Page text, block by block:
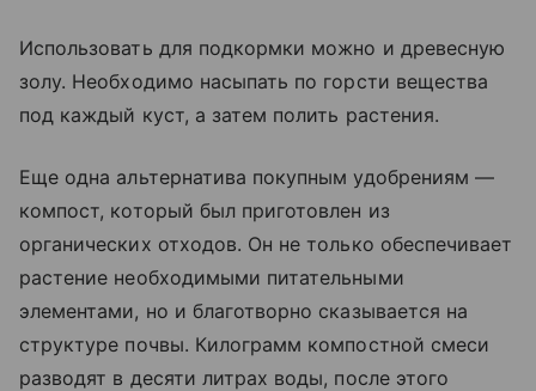
Использовать для подкормки можно и древесную
золу. Необходимо насыпать по горсти вещества
под каждый куст, а затем полить растения.
Еще одна альтернатива покупным удобрениям —
компост, который был приготовлен из
органических отходов. Он не только обеспечивает
растение необходимыми питательными
элементами, но и благотворно сказывается на
структуре почвы. Килограмм компостной смеси
разводят в десяти литрах воды, после этого